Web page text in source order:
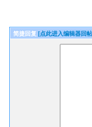
简捷回复 [点此进入编辑器回